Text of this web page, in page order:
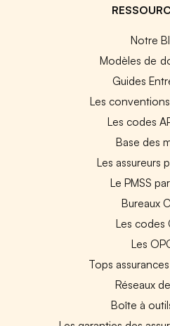
Notre
Modèles de
Guides
Les
Les codes
Base des
Les assureurs
Le PMSS
Bureaux
Les codes
Les
Tops
Réseaux
Boîte à